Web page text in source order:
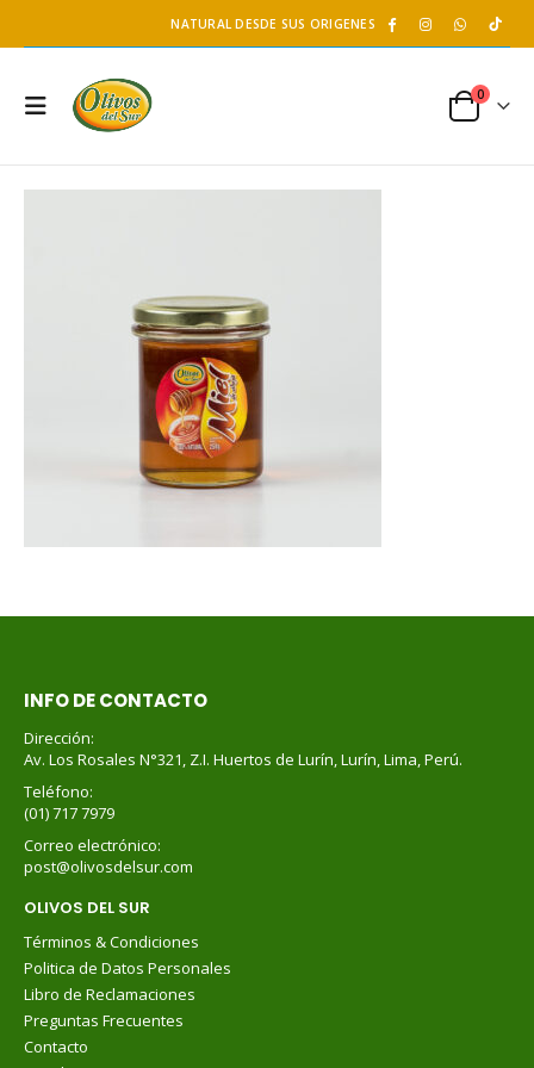
NATURAL DESDE SUS ORIGENES
0
INFO DE CONTACTO
Dirección:
Av. Los Rosales N°321, Z.I. Huertos de Lurín, Lurín, Lima, Perú.
Teléfono:
(01) 717 7979
Correo electrónico:
post@olivosdelsur.com
OLIVOS DEL SUR
Términos & Condiciones
Politica de Datos Personales
Libro de Reclamaciones
Preguntas Frecuentes
Contacto